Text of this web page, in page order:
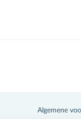
Algemene